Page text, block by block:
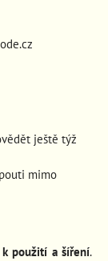
ještě týž
mimo
použití a šíření.